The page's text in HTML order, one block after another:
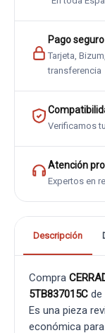
Pago seguro
Tarjeta,
transferencia
Verificamos
Atención
Expertos en
Descripción
Compra
5TB837015C de
Es una pieza
económica